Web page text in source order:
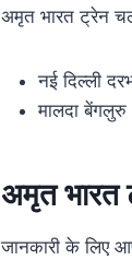
अमृत भारत ट्रेन
नई दिल्ली
मालदा
अमृत भारत
जानकारी के लिए